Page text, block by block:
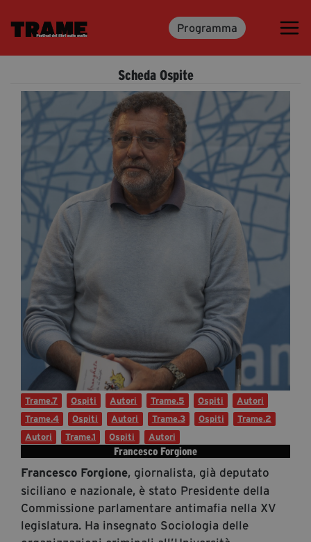
Programma
Trame.15
Media & Press
News & Kit
Accrediti Stampa
Cartella Stampa
Rassegna Stampa
Partecipa
Diventa Partner
Dona
Fondazione Trame
Chi Siamo
#Trameascuola
Visioni Civiche
Mostra 3D - Visioni Civiche
Il Diritto di Essere
Scheda Ospite
Francesco Forgione
Francesco Forgione, giornalista, già deputato
siciliano e nazionale, è stato Presidente della
Commissione parlamentare antimafia nella XV
legislatura. Ha insegnato Sociologia delle
Trame.7 Ospiti Autori Trame.5 Ospiti
Autori
Trame.4
Ospiti Autori Trame.3 Ospiti
Trame.2
Autori
Trame.1 Ospiti Autori